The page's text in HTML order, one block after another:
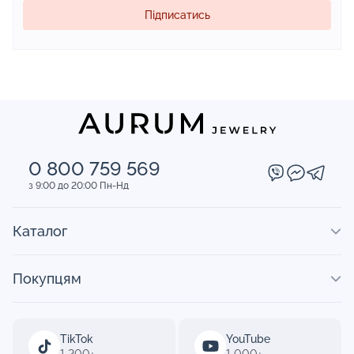
Підписатись
0 800 759 569
з 9:00 до 20:00 Пн-Нд
TikTok
YouTube
Каталог
Покупцям